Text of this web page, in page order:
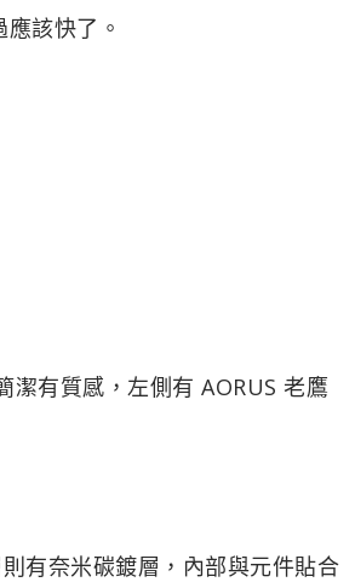
該快了。
有質感，左側有 AORUS 老鷹
有奈米碳鍍層，內部與元件貼合